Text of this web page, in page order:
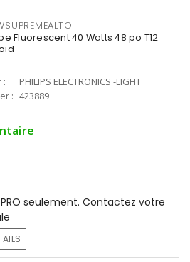
Fluorescent 40 Watts 48 po T12
:
PHILIPS ELECTRONICS -LIGHT
: 423889
seulement. Contactez votre